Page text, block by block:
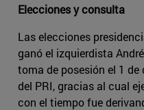
Elecciones y consulta
Las elecciones
ganó el izquierdista
toma de posesión el 1
del PRI, gracias al cual
con el tiempo fue